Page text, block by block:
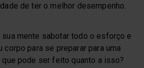
de ter o melhor desempenho.
sua mente sabotar todo o esforço e
para se preparar para uma
que pode ser feito quanto a isso?